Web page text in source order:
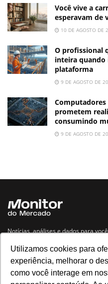
Utilizamos cookies para
experiência, melhorar o
como você interage em
Você vive a
esperavam de
10 DE AGOSTO DE
O profissional
inteira
plataforma
9 DE AGOSTO DE
prometem
consumindo
9 DE AGOSTO DE
Notícias, análises e dados para
Navegue no site
Últimas notícias Quem somos
Política de privacidade